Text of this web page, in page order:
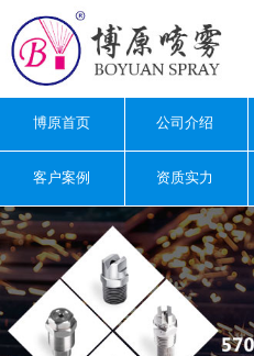
博原首页 公司介绍
客户案例 资质实力